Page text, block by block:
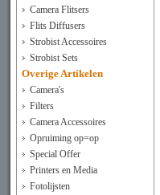
Camera Flitsers
Flits Diffusers
Strobist Accessoires
Strobist Sets
Overige Artikelen
Camera's
Filters
Camera Accessoires
Opruiming op=op
Special Offer
Printers en Media
Fotolijsten